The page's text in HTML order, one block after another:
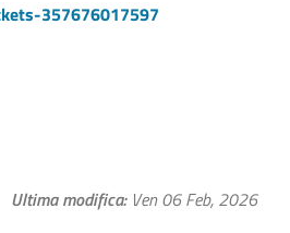
357676017597
Ultima modifica Ven 06 Feb, 2026